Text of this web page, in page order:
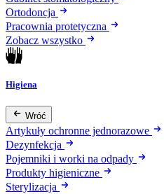
Ortodoncja
Pracownia protetyczna
Zobacz wszystko
Higiena
Wróć
Artykuły ochronne jednorazowe
Dezynfekcja
Pojemniki i worki na odpady
Produkty higieniczne
Sterylizacja